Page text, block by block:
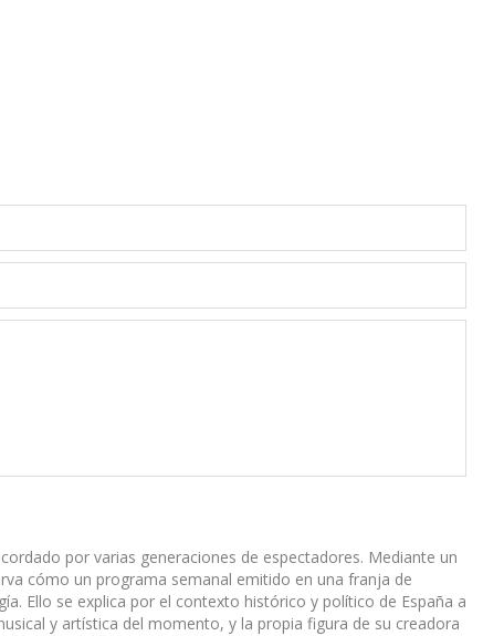
por varias generaciones de espectadores. Mediante un
cómo un programa semanal emitido en una franja de
Ello se explica por el contexto histórico y político de España a
y artística del momento, y la propia figura de su creadora